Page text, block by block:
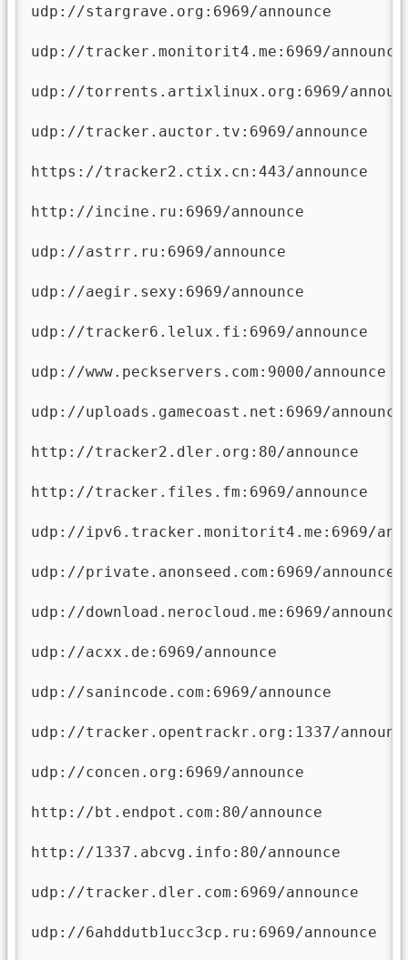
udp://stargrave.org:6969/announce
udp://tracker.monitorit4.me:6969/announce
udp://torrents.artixlinux.org:6969/
udp://tracker.auctor.tv:6969/announce
https://tracker2.ctix.cn:443/announce
http://incine.ru:6969/announce
udp://astrr.ru:6969/announce
udp://aegir.sexy:6969/announce
udp://tracker6.lelux.fi:6969/announce
udp://www.peckservers.com:9000/announce
udp://uploads.gamecoast.net:6969/announce
http://tracker2.dler.org:80/announce
http://tracker.files.fm:6969/announce
udp://ipv6.tracker.monitorit4.me:6969/
udp://private.anonseed.com:6969/announce
udp://download.nerocloud.me:6969/announce
udp://acxx.de:6969/announce
udp://sanincode.com:6969/announce
udp://tracker.opentrackr.org:1337/
udp://concen.org:6969/announce
http://bt.endpot.com:80/announce
http://1337.abcvg.info:80/announce
udp://tracker.dler.com:6969/announce
udp://6ahddutb1ucc3cp.ru:6969/announce